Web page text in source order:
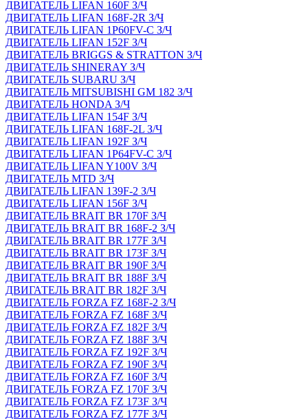
ДВИГАТЕЛЬ LIFAN 160F З/Ч
ДВИГАТЕЛЬ LIFAN 168F-2R З/Ч
ДВИГАТЕЛЬ LIFAN 1P60FV-C З/Ч
ДВИГАТЕЛЬ LIFAN 152F З/Ч
ДВИГАТЕЛЬ BRIGGS & STRATTON З/Ч
ДВИГАТЕЛЬ SHINERAY З/Ч
ДВИГАТЕЛЬ SUBARU З/Ч
ДВИГАТЕЛЬ MITSUBISHI GM 182 З/Ч
ДВИГАТЕЛЬ HONDA З/Ч
ДВИГАТЕЛЬ LIFAN 154F З/Ч
ДВИГАТЕЛЬ LIFAN 168F-2L З/Ч
ДВИГАТЕЛЬ LIFAN 192F З/Ч
ДВИГАТЕЛЬ LIFAN 1P64FV-C З/Ч
ДВИГАТЕЛЬ LIFAN Y100V З/Ч
ДВИГАТЕЛЬ MTD З/Ч
ДВИГАТЕЛЬ LIFAN 139F-2 З/Ч
ДВИГАТЕЛЬ LIFAN 156F З/Ч
ДВИГАТЕЛЬ BRAIT BR 170F З/Ч
ДВИГАТЕЛЬ BRAIT BR 168F-2 З/Ч
ДВИГАТЕЛЬ BRAIT BR 177F З/Ч
ДВИГАТЕЛЬ BRAIT BR 173F З/Ч
ДВИГАТЕЛЬ BRAIT BR 190F З/Ч
ДВИГАТЕЛЬ BRAIT BR 188F З/Ч
ДВИГАТЕЛЬ BRAIT BR 182F З/Ч
ДВИГАТЕЛЬ FORZA FZ 168F-2 З/Ч
ДВИГАТЕЛЬ FORZA FZ 168F З/Ч
ДВИГАТЕЛЬ FORZA FZ 182F З/Ч
ДВИГАТЕЛЬ FORZA FZ 188F З/Ч
ДВИГАТЕЛЬ FORZA FZ 192F З/Ч
ДВИГАТЕЛЬ FORZA FZ 190F З/Ч
ДВИГАТЕЛЬ FORZA FZ 160F З/Ч
ДВИГАТЕЛЬ FORZA FZ 170F З/Ч
ДВИГАТЕЛЬ FORZA FZ 173F З/Ч
ДВИГАТЕЛЬ FORZA FZ 177F З/Ч